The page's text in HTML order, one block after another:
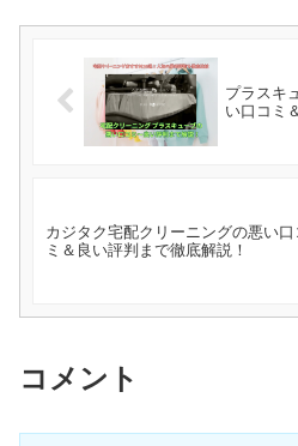
プラスキ
い口コミ
カジタク宅配クリーニングの悪い口
ミ＆良い評判まで徹底解説！
コメント